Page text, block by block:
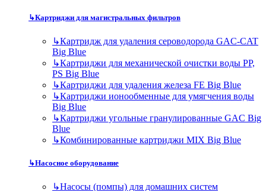
↳Картриджи для магистральных фильтров
↳Картридж для удаления сероводорода GAC-CAT
Big Blue
↳Картриджи для механической очистки воды PP,
PS Big Blue
↳Картриджи для удаления железа FE Big Blue
↳Картриджи ионообменные для умягчения воды
Big Blue
↳Картриджи угольные гранулированные GAC Big
Blue
↳Комбинированные картриджи MIX Big Blue
↳Насосное оборудование
↳Насосы (помпы) для домашних систем